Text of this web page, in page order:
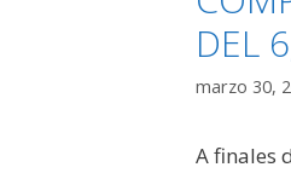
DEL
marzo 30,
A finales